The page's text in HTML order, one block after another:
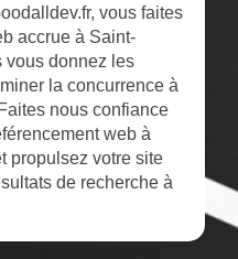
vous faites
accrue à Saint-
vous donnez les
la concurrence à
nous confiance
web à
propulsez votre site
de recherche à